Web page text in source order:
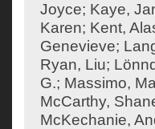
Joyce; Kaye,
Karen; Kent,
Genevieve;
Ryan, Liu;
G.; Massimo,
McCarthy,
McKechanie,